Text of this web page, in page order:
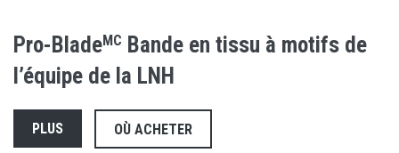
Pro-BladeMC Bande en tissu à motifs de
l’équipe de la LNH
PLUS OÙ ACHETER